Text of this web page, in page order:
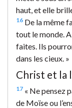
haut, et elle
16 De la même
tout le monde.
faites. Ils
dans les cieux. »
Christ et la
17 « Ne pensez
de Moïse ou